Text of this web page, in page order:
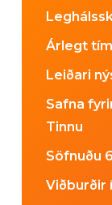
Árlegt
Leiðari
Safna
Tinnu
Söfnuðu
Viðburðir